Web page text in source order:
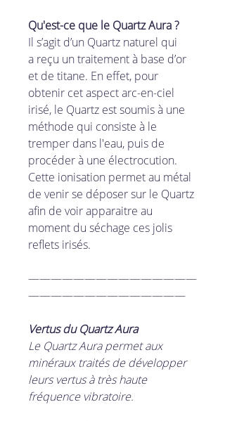
Qu'est-ce que le Quartz Aura ?
Il s’agit d’un Quartz naturel qui
a reçu un traitement à base d’or
et de titane. En effet, pour
obtenir cet aspect arc-en-ciel
irisé, le Quartz est soumis à une
méthode qui consiste à le
tremper dans l'eau, puis de
procéder à une électrocution.
Cette ionisation permet au métal
de venir se déposer sur le Quartz
afin de voir apparaitre au
moment du séchage ces jolis
reflets irisés.
———————————————
——————————————
Vertus du Quartz Aura
Le Quartz Aura permet aux
minéraux traités de développer
leurs vertus à très haute
fréquence vibratoire.